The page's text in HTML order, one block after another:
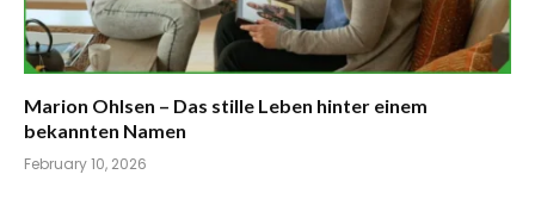
Marion Ohlsen – Das stille Leben hinter einem
bekannten Namen
February 10, 2026